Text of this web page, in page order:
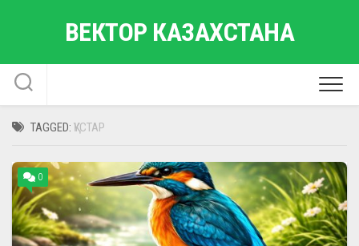
ВЕКТОР КАЗАХСТАНА
TAGGED: ҚҰСТАР
0